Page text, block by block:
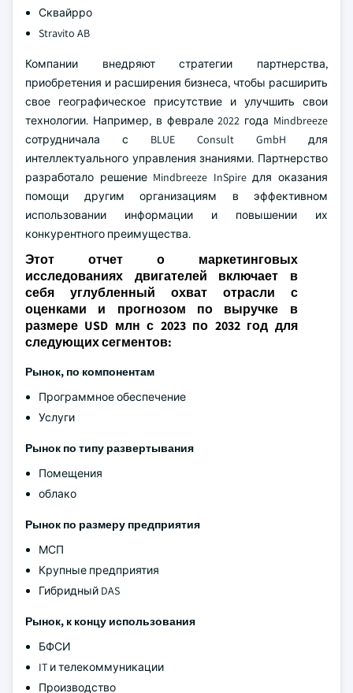
Сквайрро
Stravito AB
Компании внедряют стратегии партнерства,
приобретения и расширения бизнеса, чтобы расширить
свое географическое присутствие и улучшить свои
технологии. Например, в феврале 2022 года Mindbreeze
сотрудничала с BLUE Consult GmbH для
интеллектуального управления знаниями. Партнерство
разработало решение Mindbreeze InSpire для оказания
помощи другим организациям в эффективном
использовании информации и повышении их
конкурентного преимущества.
Этот отчет о маркетинговых
исследованиях двигателей включает в
себя углубленный охват отрасли с
оценками и прогнозом по выручке в
размере USD млн с 2023 по 2032 год для
следующих сегментов:
Рынок, по компонентам
Программное обеспечение
Услуги
Рынок по типу развертывания
Помещения
облако
Рынок по размеру предприятия
МСП
Крупные предприятия
Гибридный DAS
Рынок, к концу использования
БФСИ
IT и телекоммуникации
Производство